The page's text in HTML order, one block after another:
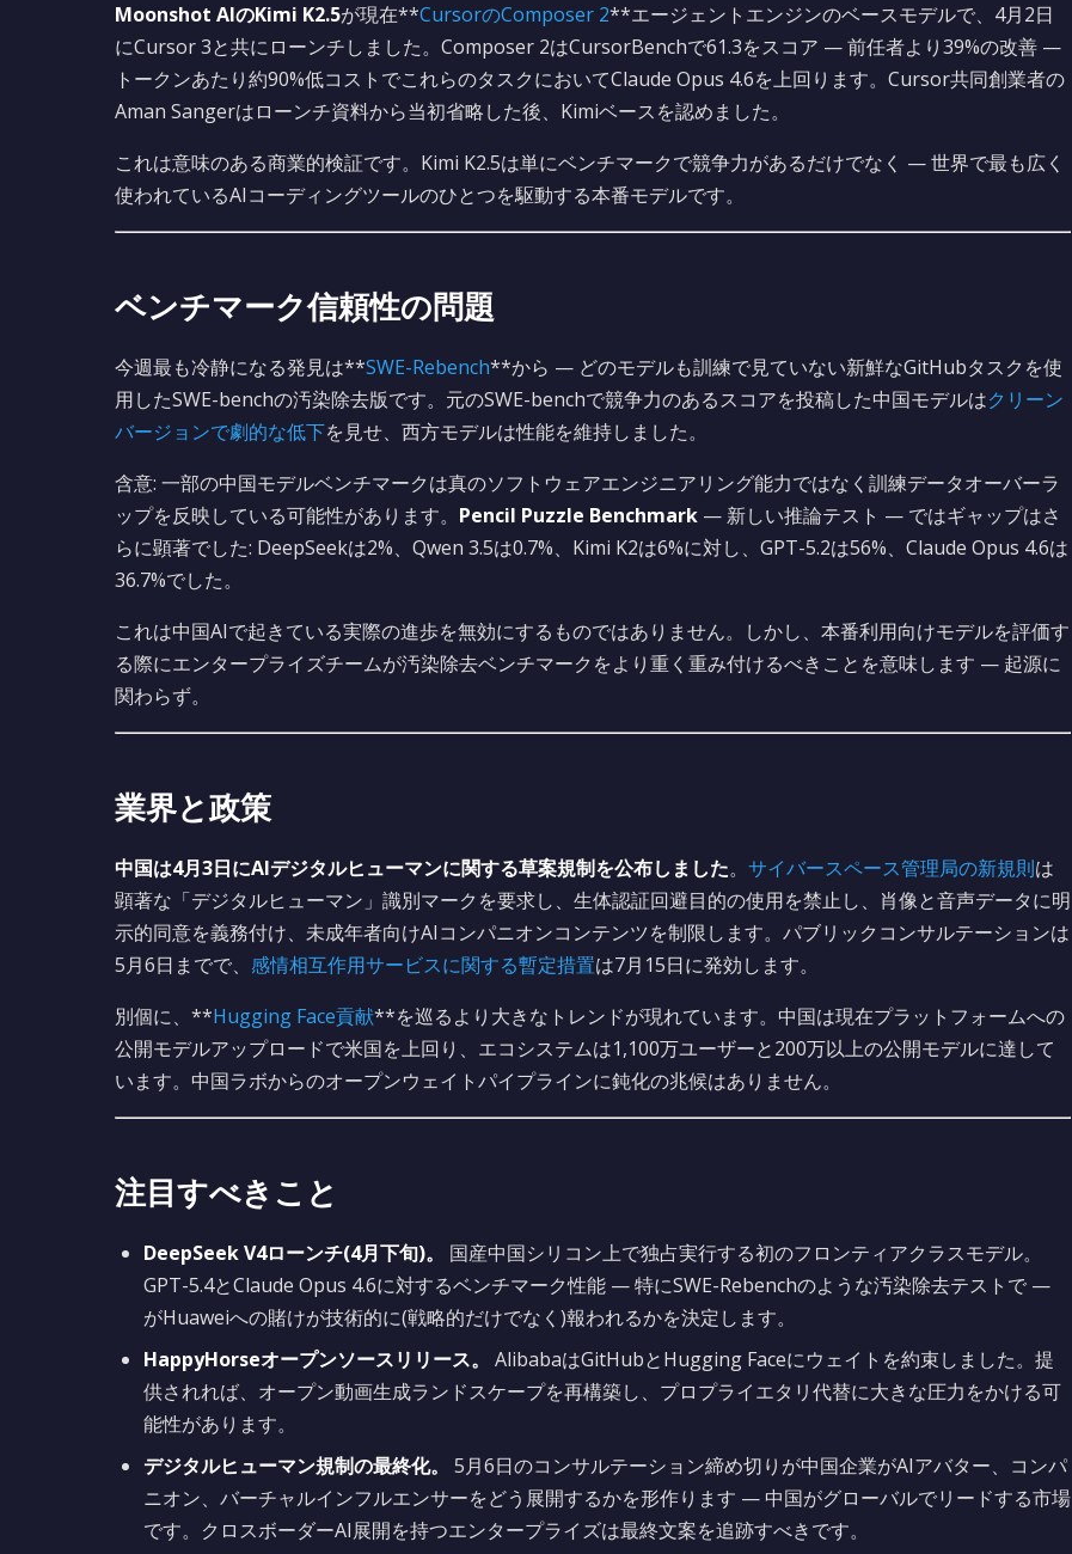
Moonshot AIのKimi K2.5が現在**CursorのComposer 2**エージェントエンジンのベースモデルで、4月2日
にCursor 3と共にローンチしました。Composer 2はCursorBenchで61.3をスコア — 前任者より39%の改善 —
トークンあたり約90%低コストでこれらのタスクにおいてClaude Opus 4.6を上回ります。Cursor共同創業者の
Aman Sangerはローンチ資料から当初省略した後、Kimiベースを認めました。
これは意味のある商業的検証です。Kimi K2.5は単にベンチマークで競争力があるだけでなく — 世界で最も広く
使われているAIコーディングツールのひとつを駆動する本番モデルです。
ベンチマーク信頼性の問題
今週最も冷静になる発見は**SWE-Rebench**から — どのモデルも訓練で見ていない新鮮なGitHubタスクを使
用したSWE-benchの汚染除去版です。元のSWE-benchで競争力のあるスコアを投稿した中国モデルはクリーン
バージョンで劇的な低下を見せ、西方モデルは性能を維持しました。
含意: 一部の中国モデルベンチマークは真のソフトウェアエンジニアリング能力ではなく訓練データオーバーラ
ップを反映している可能性があります。 Pencil Puzzle Benchmark — 新しい推論テスト — ではギャップはさ
らに顕著でした: DeepSeekは2%、Qwen 3.5は0.7%、Kimi K2は6%に対し、GPT-5.2は56%、Claude Opus 4.6は
36.7%でした。
これは中国AIで起きている実際の進歩を無効にするものではありません。しかし、本番利用向けモデルを評価す
る際にエンタープライズチームが汚染除去ベンチマークをより重く重み付けるべきことを意味します — 起源に
関わらず。
業界と政策
中国は4月3日にAIデジタルヒューマンに関する草案規制を公布しました。 サイバースペース管理局の新規則は
顕著な「デジタルヒューマン」識別マークを要求し、生体認証回避目的の使用を禁止し、肖像と音声データに明
示的同意を義務付け、未成年者向けAIコンパニオンコンテンツを制限します。パブリックコンサルテーションは
5月6日までで、 感情相互作用サービスに関する暫定措置は7月15日に発効します。
別個に、**Hugging Face貢献**を巡るより大きなトレンドが現れています。中国は現在プラットフォームへの
公開モデルアップロードで米国を上回り、エコシステムは1,100万ユーザーと200万以上の公開モデルに達して
います。中国ラボからのオープンウェイトパイプラインに鈍化の兆候はありません。
注目すべきこと
DeepSeek V4ローンチ(4月下旬)。
国産中国シリコン上で独占実行する初のフロンティアクラスモデル。
GPT-5.4とClaude Opus 4.6に対するベンチマーク性能 — 特にSWE-Rebenchのような汚染除去テストで —
がHuaweiへの賭けが技術的に(戦略的だけでなく)報われるかを決定します。
HappyHorseオープンソースリリース。
AlibabaはGitHubとHugging Faceにウェイトを約束しました。提
供されれば、オープン動画生成ランドスケープを再構築し、プロプライエタリ代替に大きな圧力をかける可
能性があります。
デジタルヒューマン規制の最終化。
5月6日のコンサルテーション締め切りが中国企業がAIアバター、コンパ
ニオン、バーチャルインフルエンサーをどう展開するかを形作ります — 中国がグローバルでリードする市場
です。クロスボーダーAI展開を持つエンタープライズは最終文案を追跡すべきです。